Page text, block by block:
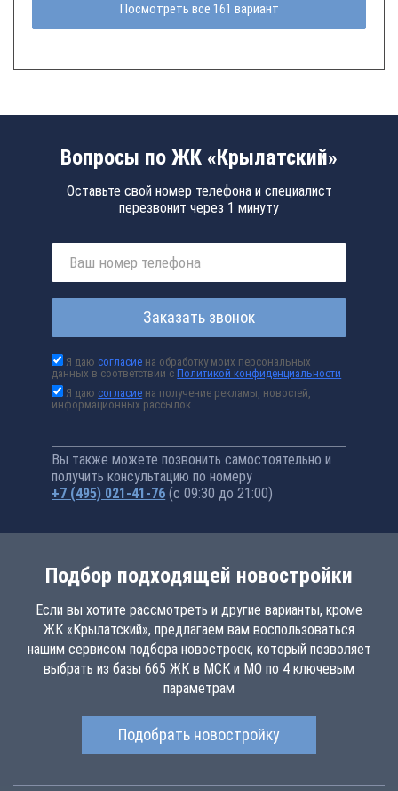
Посмотреть все 161 вариант
Вопросы по ЖК «Крылатский»
Оставьте свой номер телефона и специалист
перезвонит через 1 минуту
Заказать звонок
Я даюсогласие на обработку моих персональных
данных в соответствии сПолитикой конфиденциальности
Я даюсогласие на получение рекламы, новостей,
информационных рассылок
Вы также можете позвонить самостоятельно и
получить консультацию по номеру
+7 (495) 021-41-76 (с 09:30 до 21:00)
Подбор подходящей новостройки
Если вы хотите рассмотреть и другие варианты, кроме
ЖК «Крылатский», предлагаем вам воспользоваться
нашим сервисом подбора новостроек, который позволяет
выбрать из базы 665 ЖК в МСК и МО по 4 ключевым
параметрам
Подобрать новостройку